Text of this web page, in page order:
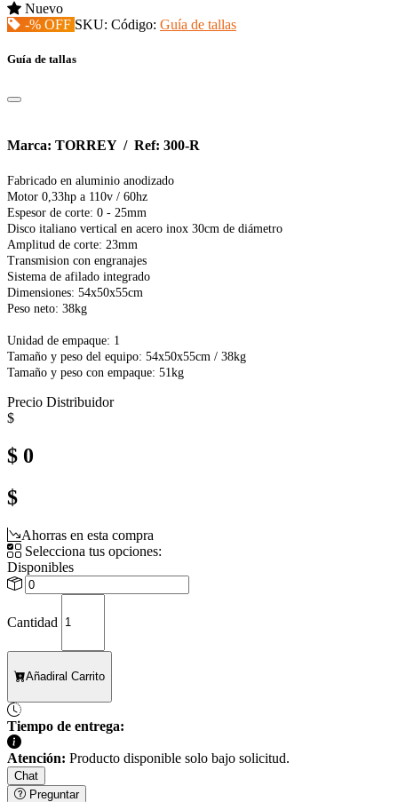
Nuevo
-% OFF SKU: Código: Guía de tallas
Guía de tallas
Marca: TORREY / Ref: 300-R
Fabricado en aluminio anodizado
Motor 0,33hp a 110v / 60hz
Espesor de corte: 0 - 25mm
Disco italiano vertical en acero inox 30cm de diámetro
Amplitud de corte: 23mm
Transmision con engranajes
Sistema de afilado integrado
Dimensiones: 54x50x55cm
Peso neto: 38kg
Unidad de empaque: 1
Tamaño y peso del equipo: 54x50x55cm / 38kg
Tamaño y peso con empaque: 51kg
Precio Distribuidor
$
$ 0
$
Ahorras en esta compra
Selecciona tus opciones:
Disponibles
Cantidad
Añadiral Carrito
Tiempo de entrega:
Atención: Producto disponible solo bajo solicitud.
Chat
Preguntar